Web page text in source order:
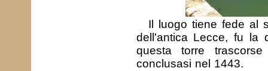
Il luogo tiene fede al
dell'antica Lecce, fu la
questa torre
conclusasi nel 1443.